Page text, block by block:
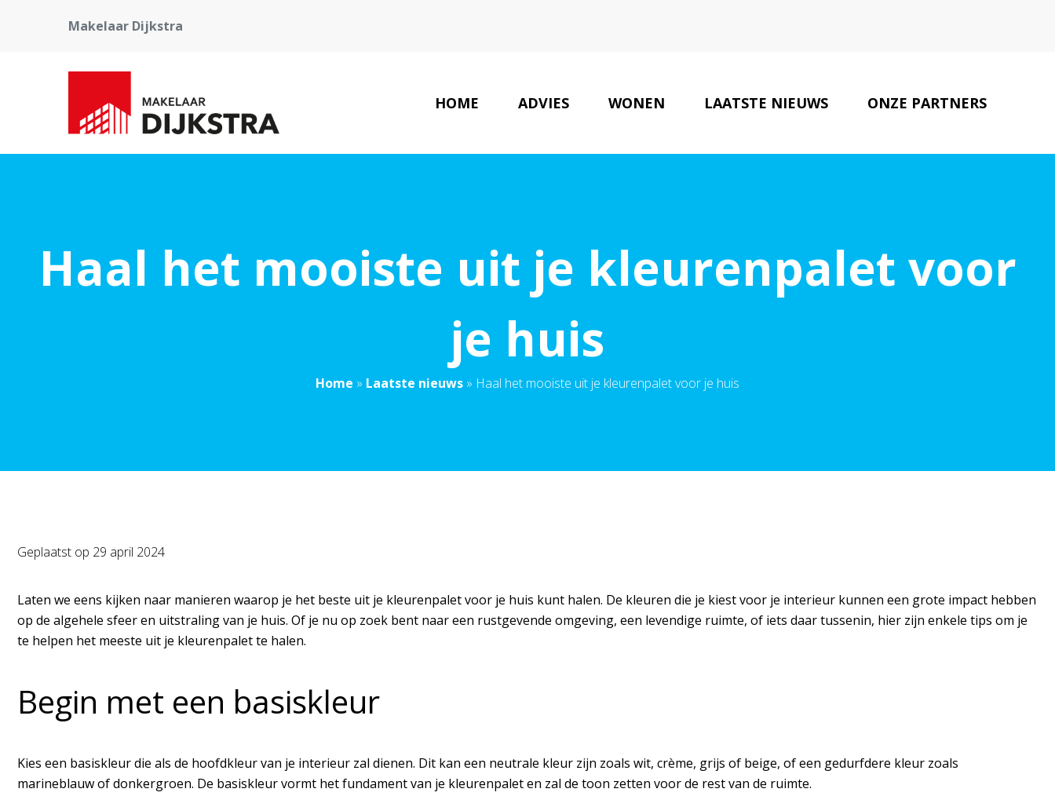
Makelaar Dijkstra
HOME ADVIES WONEN LAATSTE NIEUWS ONZE PARTNERS
Haal het mooiste uit je kleurenpalet voor
je huis
Home » Laatste nieuws » Haal het mooiste uit je kleurenpalet voor je huis
Geplaatst op 29 april 2024
Laten we eens kijken naar manieren waarop je het beste uit je kleurenpalet voor je huis kunt halen. De kleuren die je kiest voor je interieur kunnen een grote impact hebben
op de algehele sfeer en uitstraling van je huis. Of je nu op zoek bent naar een rustgevende omgeving, een levendige ruimte, of iets daar tussenin, hier zijn enkele tips om je
te helpen het meeste uit je kleurenpalet te halen.
Begin met een basiskleur
Kies een basiskleur die als de hoofdkleur van je interieur zal dienen. Dit kan een neutrale kleur zijn zoals wit, crème, grijs of beige, of een gedurfdere kleur zoals
marineblauw of donkergroen. De basiskleur vormt het fundament van je kleurenpalet en zal de toon zetten voor de rest van de ruimte.